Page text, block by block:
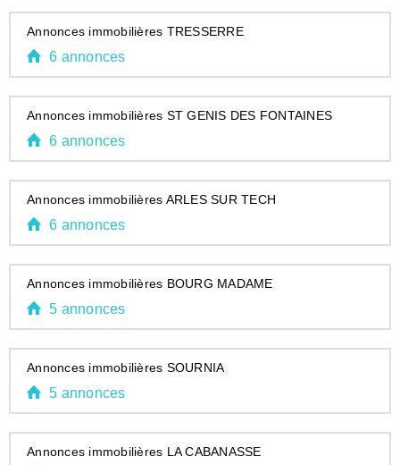
Annonces immobilières TRESSERRE
6 annonces
Annonces immobilières ST GENIS DES FONTAINES
6 annonces
Annonces immobilières ARLES SUR TECH
6 annonces
Annonces immobilières BOURG MADAME
5 annonces
Annonces immobilières SOURNIA
5 annonces
Annonces immobilières LA CABANASSE